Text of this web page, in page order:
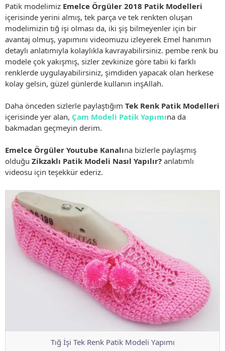
Patik modelimiz Emelce Örgüler 2018 Patik Modelleri
içerisinde yerini almış, tek parça ve tek renkten oluşan
modelimizin tığ işi olması da, iki şiş bilmeyenler için bir
avantaj olmuş, yapımını videomuzu izleyerek Emel hanımın
detaylı anlatımıyla kolaylıkla kavrayabilirsiniz. pembe renk bu
modele çok yakışmış, sizler zevkinize göre tabii ki farklı
renklerde uygulayabilirsiniz, şimdiden yapacak olan herkese
kolay gelsin, güzel günlerde kullanın inşAllah.
Daha önceden sizlerle paylaştığım Tek Renk Patik Modelleri
içerisinde yer alan, Çam Modeli Patik Yapımına da
bakmadan geçmeyin derim.
Emelce Örgüler Youtube Kanalına bizlerle paylaşmış
olduğu Zikzaklı Patik Modeli Nasıl Yapılır? anlatımlı
videosu için teşekkür ederiz.
Tığ İşi Tek Renk Patik Modeli Yapımı